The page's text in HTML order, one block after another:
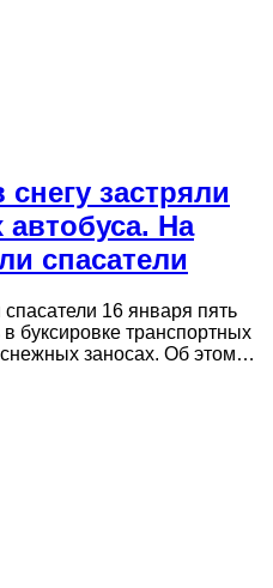
застряли
На
спасатели
16 января пять
буксировке транспортных
заносах. Об этом…